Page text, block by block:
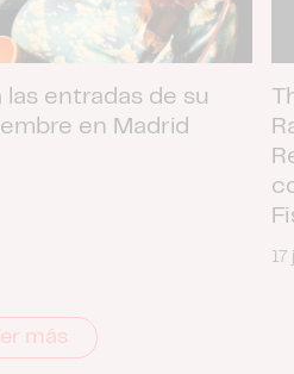
las entradas de su
en Madrid
17
más